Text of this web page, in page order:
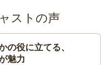
ストの声
の役に立てる、
魅力